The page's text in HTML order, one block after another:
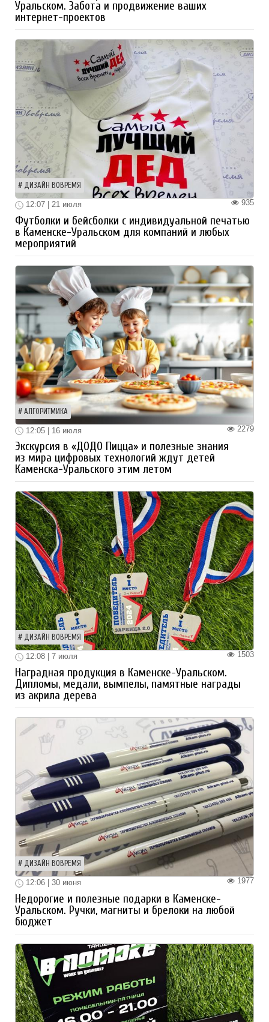
Уральском. Забота и продвижение ваших
интернет-проектов
ДИЗАЙН ВОВРЕМЯ
935
12:07 | 21 июля
Футболки и бейсболки с индивидуальной печатью
в Каменске-Уральском для компаний и любых
мероприятий
АЛГОРИТМИКА
2279
12:05 | 16 июля
Экскурсия в «ДОДО Пицца» и полезные знания
из мира цифровых технологий ждут детей
Каменска-Уральского этим летом
ДИЗАЙН ВОВРЕМЯ
1503
12:08 | 7 июля
Наградная продукция в Каменске-Уральском.
Дипломы, медали, вымпелы, памятные награды
из акрила дерева
ДИЗАЙН ВОВРЕМЯ
1977
12:06 | 30 июня
Недорогие и полезные подарки в Каменске-
Уральском. Ручки, магниты и брелоки на любой
бюджет